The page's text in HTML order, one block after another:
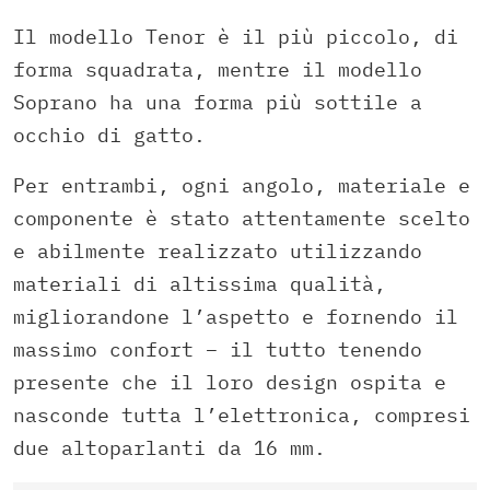
Il modello Tenor è il più piccolo, di
forma squadrata, mentre il modello
Soprano ha una forma più sottile a
occhio di gatto.
Per entrambi, ogni angolo, materiale e
componente è stato attentamente scelto
e abilmente realizzato utilizzando
materiali di altissima qualità,
migliorandone l’aspetto e fornendo il
massimo confort – il tutto tenendo
presente che il loro design ospita e
nasconde tutta l’elettronica, compresi
due altoparlanti da 16 mm.